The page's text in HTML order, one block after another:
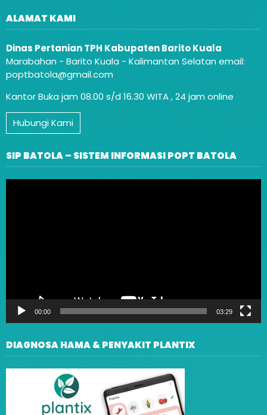
ALAMAT KAMI
Dinas Pertanian TPH Kabupaten Barito Kuala
Marabahan - Barito Kuala - Kalimantan Selatan email:
poptbatola@gmail.com
Kantor Buka jam 08.00 s/d 16.30 WITA , 24 jam online
Hubungi Kami
SIP BATOLA – SISTEM INFORMASI POPT BATOLA
00:00 03:29
DIAGNOSA HAMA & PENYAKIT PLANTIX